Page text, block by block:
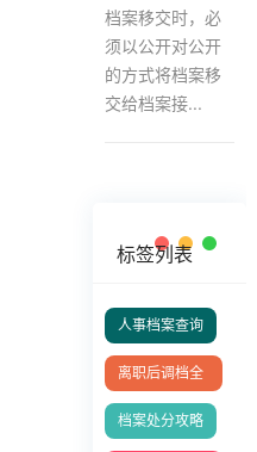
档案移交时，必
须以公开对公开
的方式将档案移
交给档案接...
标签列表
人事档案查询
离职后调档全
攻略
档案处分攻略